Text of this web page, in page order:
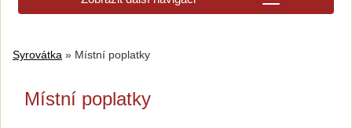
Syrovátka » Místní poplatky
Místní poplatky